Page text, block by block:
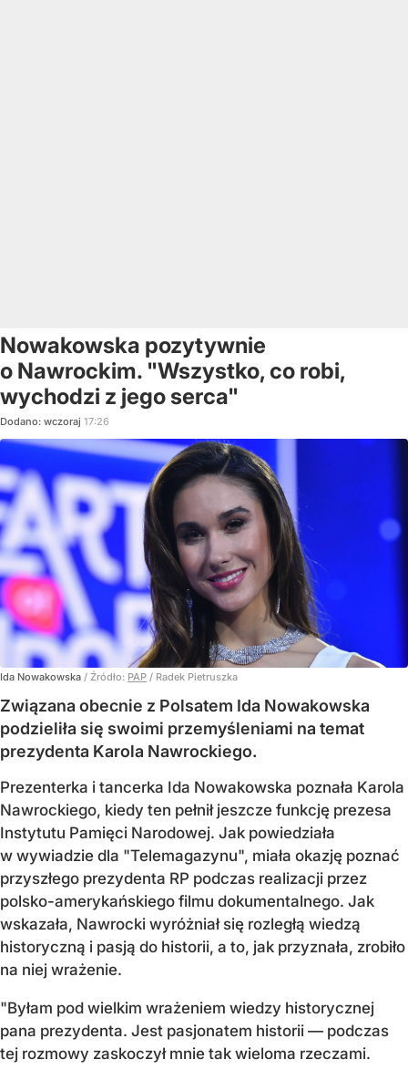
Nowakowska pozytywnie
o Nawrockim. "Wszystko, co robi,
wychodzi z jego serca"
Dodano: wczoraj 17:26
Ida Nowakowska / Źródło: PAP / Radek Pietruszka
Związana obecnie z Polsatem Ida Nowakowska
podzieliła się swoimi przemyśleniami na temat
prezydenta Karola Nawrockiego.
Prezenterka i tancerka Ida Nowakowska poznała Karola
Nawrockiego, kiedy ten pełnił jeszcze funkcję prezesa
Instytutu Pamięci Narodowej. Jak powiedziała
w wywiadzie dla "Telemagazynu", miała okazję poznać
przyszłego prezydenta RP podczas realizacji przez
polsko-amerykańskiego filmu dokumentalnego. Jak
wskazała, Nawrocki wyróżniał się rozległą wiedzą
historyczną i pasją do historii, a to, jak przyznała, zrobiło
na niej wrażenie.
"Byłam pod wielkim wrażeniem wiedzy historycznej
pana prezydenta. Jest pasjonatem historii — podczas
tej rozmowy zaskoczył mnie tak wieloma rzeczami.